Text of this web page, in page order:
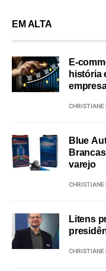
EM ALTA
E-
história
CHRISTIANE
Blue
varejo
CHRISTIANE
Litens
CHRISTIANE